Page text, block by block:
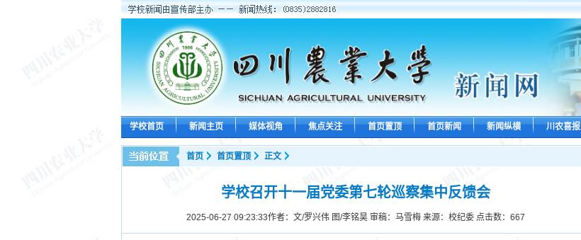
学校首页 新闻主页 媒体视角 焦点关注 首页置顶 首页新闻 新闻纵横 川农喜报
首页 首页置顶 正文
学校召开十一届党委第七轮巡察集中反馈会
2025-06-27 09:23:33作者：文/罗兴伟 图/李铭昊 审稿：马雪梅 来源：校纪委 点击数： 667